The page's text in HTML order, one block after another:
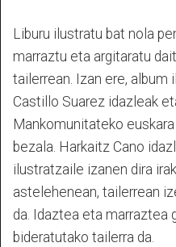
Liburu ilustratu bat nola
marraztu eta argitaratu
tailerrean. Izan ere, album
Castillo Suarez idazleak
Mankomunitateko
bezala. Harkaitz Cano
ilustratzaile izanen dira
astelehenean, tailerrean
da. Idaztea eta marraztea
bideratutako tailerra da.